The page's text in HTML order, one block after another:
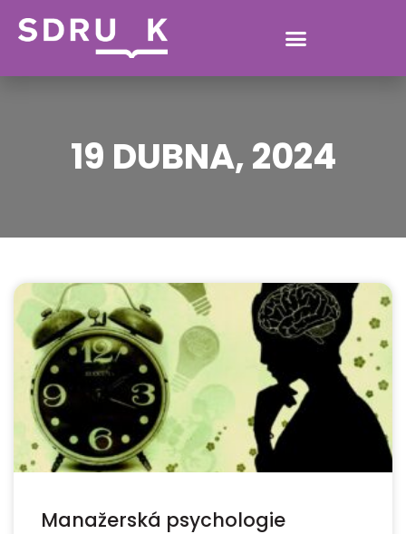
19 DUBNA, 2024
Manažerská psychologie